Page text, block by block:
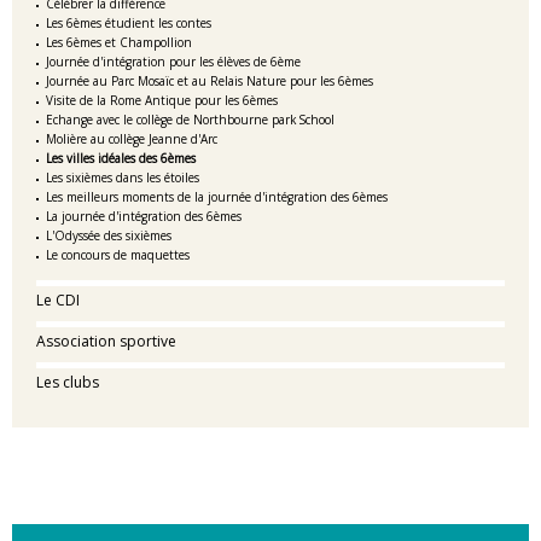
Célébrer la différence
Les 6èmes étudient les contes
Les 6èmes et Champollion
Journée d'intégration pour les élèves de 6ème
Journée au Parc Mosaïc et au Relais Nature pour les 6èmes
Visite de la Rome Antique pour les 6èmes
Echange avec le collège de Northbourne park School
Molière au collège Jeanne d'Arc
Les villes idéales des 6èmes
Les sixièmes dans les étoiles
Les meilleurs moments de la journée d'intégration des 6èmes
La journée d'intégration des 6èmes
L'Odyssée des sixièmes
Le concours de maquettes
Le CDI
Association sportive
Les clubs